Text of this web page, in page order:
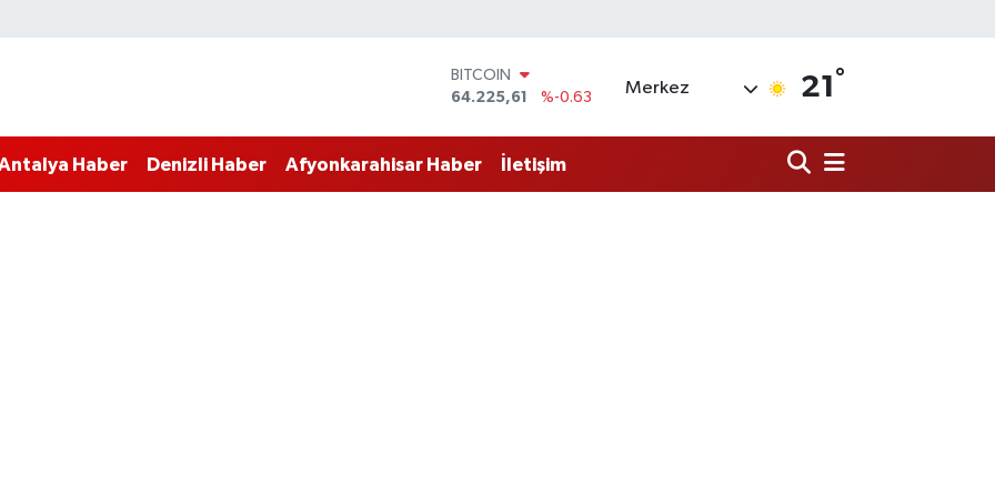
DOLAR
47,7143
%0.16
STERLİN
Merkez 21 °
Haber Denizli Haber Afyonkarahisar Haber İletişim